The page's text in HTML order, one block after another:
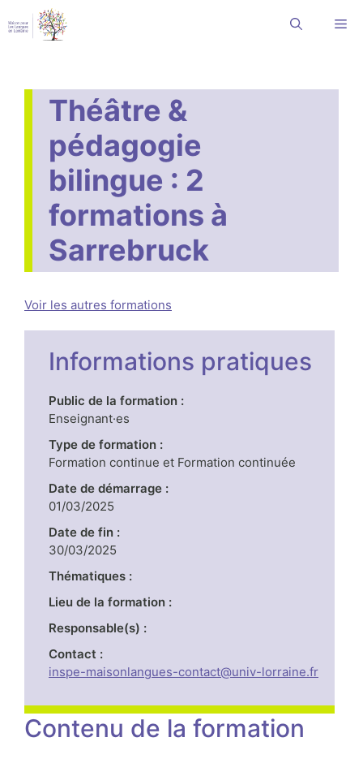
au
contenu
Théâtre &
pédagogie
bilingue : 2
formations à
Sarrebruck
Voir les autres formations
Informations pratiques
Public de la formation :
Enseignant·es
Type de formation :
Formation continue et Formation continuée
Date de démarrage :
01/03/2025
Date de fin :
30/03/2025
Thématiques :
Lieu de la formation :
Responsable(s) :
Contact :
inspe-maisonlangues-contact@univ-lorraine.fr
Contenu de la formation